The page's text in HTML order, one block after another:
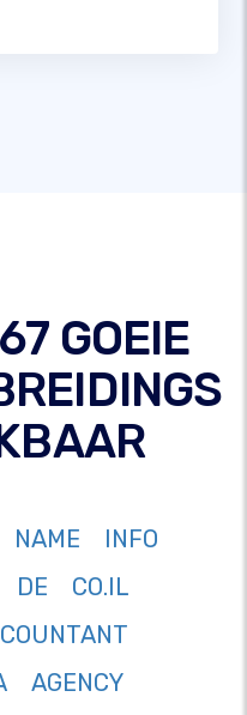
GOEIE
NAME
INFO
DE
CO.IL
AGENCY